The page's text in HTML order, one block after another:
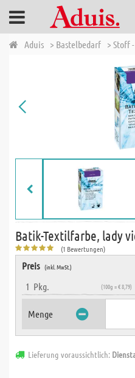
Aduis > Bastelbedarf > Stoff
Batik-Textilfarbe, lady
(1 Bewertungen)
Preis (inkl. MwSt.)
1 Pkg. (100g = € 8,79)
Menge
Lieferung voraussichtlich: